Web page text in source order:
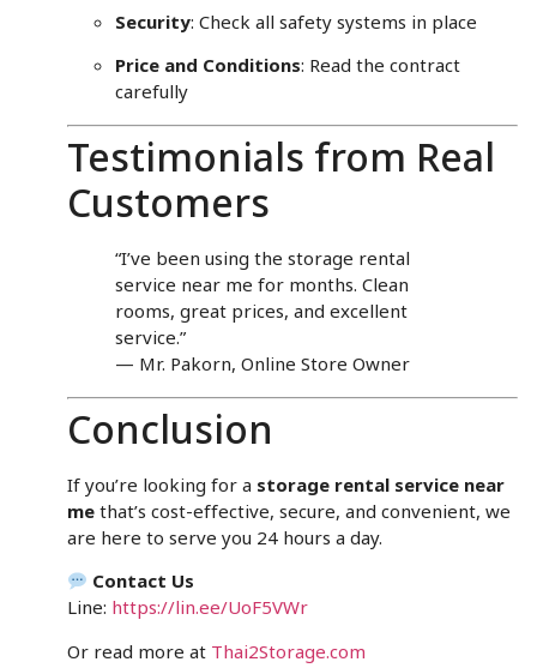
Security: Check all safety systems in place
Price and Conditions: Read the contract
carefully
Testimonials from Real
Customers
“I’ve been using the storage rental
service near me for months. Clean
rooms, great prices, and excellent
service.”
— Mr. Pakorn, Online Store Owner
Conclusion
If you’re looking for a storage rental service near
methat’s cost-effective, secure, and convenient, we
are here to serve you 24 hours a day.
Contact Us
Line: https://lin.ee/UoF5VWr
Or read more at Thai2Storage.com